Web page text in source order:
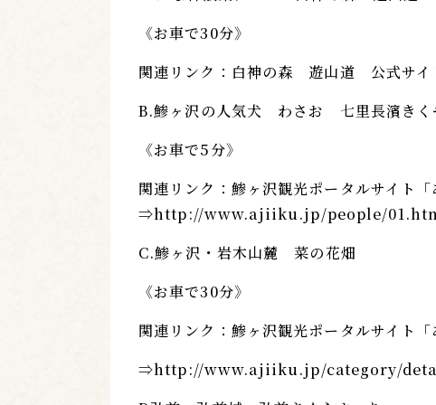
《お車で30分》
関連リンク：白神の森 遊山道 公式サ
B.鯵ヶ沢の人気犬 わさお 七里長濱きく
《お車で5分》
関連リンク：鯵ヶ沢観光ポータルサイト「
⇒http://www.ajiiku.jp/people/
C.鯵ヶ沢・岩木山麓 菜の花畑
《お車で30分》
関連リンク：鯵ヶ沢観光ポータルサイト「
⇒http://www.ajiiku.jp/category/